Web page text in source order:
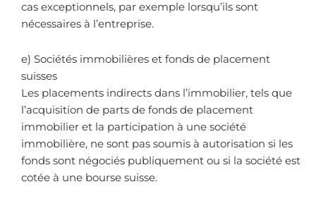
cas exceptionnels, par exemple lorsqu’ils sont
nécessaires à l’entreprise.
e) Sociétés immobilières et fonds de placement
suisses
Les placements indirects dans l’immobilier, tels que
l’acquisition de parts de fonds de placement
immobilier et la participation à une société
immobilière, ne sont pas soumis à autorisation si les
fonds sont négociés publiquement ou si la société est
cotée à une bourse suisse.